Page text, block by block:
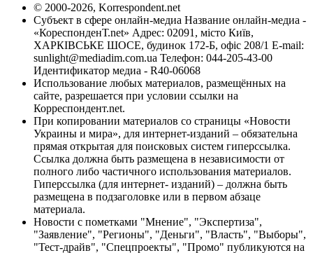
© 2000-2026, Korrespondent.net
Субъект в сфере онлайн-медиа Название онлайн-медиа -
«КореспонденТ.net» Адрес: 02091, місто Київ,
ХАРКІВСЬКЕ ШОСЕ, будинок 172-Б, офіс 208/1 E-mail:
sunlight@mediadim.com.ua Телефон: 044-205-43-00
Идентификатор медиа - R40-06068
Использование любых материалов, размещённых на
сайте, разрешается при условии ссылки на
Корреспондент.net.
При копировании материалов со страницы «Новости
Украины и мира», для интернет-изданий – обязательна
прямая открытая для поисковых систем гиперссылка.
Ссылка должна быть размещена в независимости от
полного либо частичного использования материалов.
Гиперссылка (для интернет- изданий) – должна быть
размещена в подзаголовке или в первом абзаце
материала.
Новости с пометками "Мнение", "Экспертиза",
"Заявление", "Регионы", "Деньги", "Власть", "Выборы",
"Тест-драйв", "Спецпроекты", "Промо" публикуются на